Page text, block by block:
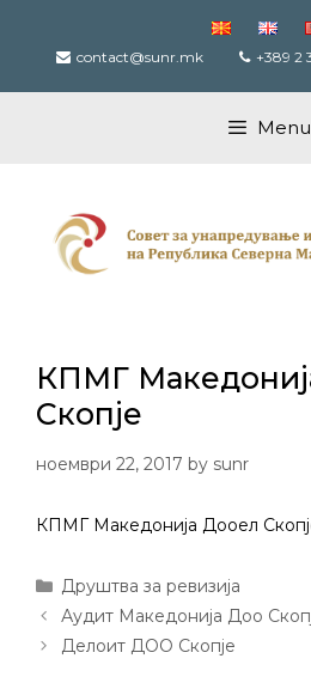
content contact@sunr.mk +389 2
Menu
КПМГ
Скопје
ноември 22, 2017 by sunr
КПМГ Македонија Дооел
Categories
Друштва за ревизија
Post
navigation
Аудит Македонија Доо
Делоит ДОО Скопје